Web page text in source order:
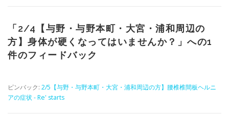
「2/4【与野・与野本町・大宮・浦和周辺の
方】身体が硬くなってはいませんか？ 」への1
件のフィードバック
ピンバック: 2/5【与野・与野本町・大宮・浦和周辺の方】腰椎椎間板ヘルニ
アの症状 - Re' starts